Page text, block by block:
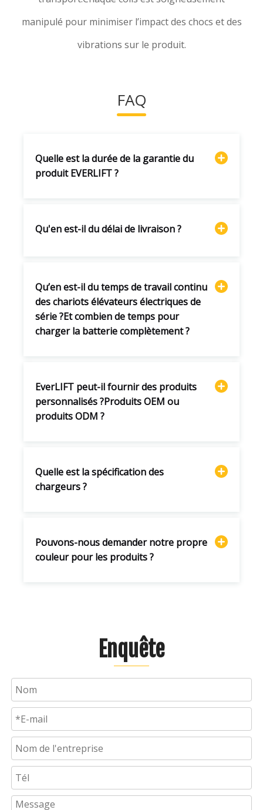
manipulé pour minimiser l’impact des chocs et des
vibrations sur le produit.
FAQ
Quelle est la durée de la garantie du
produit EVERLIFT ?
Qu'en est-il du délai de livraison ?
Qu’en est-il du temps de travail continu
des chariots élévateurs électriques de
série ?Et combien de temps pour
charger la batterie complètement ?
EverLIFT peut-il fournir des produits
personnalisés ?Produits OEM ou
produits ODM ?
Quelle est la spécification des
chargeurs ?
Pouvons-nous demander notre propre
couleur pour les produits ?
Enquête